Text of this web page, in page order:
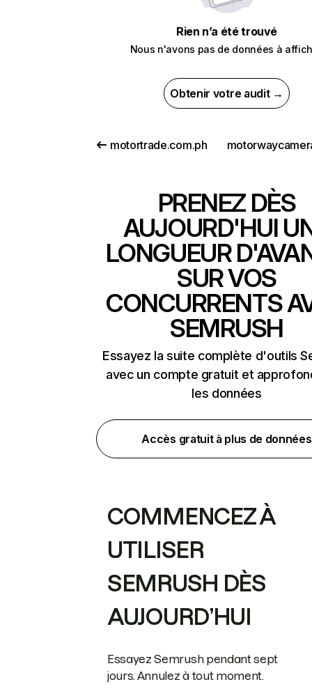
Rien n’a été trouvé
Nous n'avons pas de données à
Obtenir votre audit →
motortrade.com.ph
PRENEZ DÈS
AUJOURD'HUI
LONGUEUR
SUR VOS
CONCURRENTS
SEMRUSH
Essayez la suite complète d'outils
avec un compte gratuit et
les données
Accès gratuit à plus de données
COMMENCEZ À
UTILISER
SEMRUSH DÈS
AUJOURD’HUI
Essayez Semrush pendant sept
jours. Annulez à tout moment.